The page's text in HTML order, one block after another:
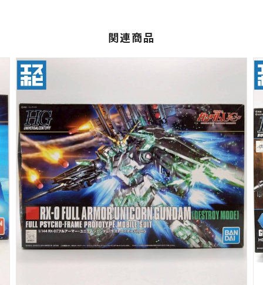
関連商品